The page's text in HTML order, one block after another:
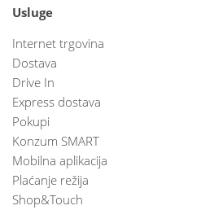
Usluge
Internet trgovina
Dostava
Drive In
Express dostava
Pokupi
Konzum SMART
Mobilna aplikacija
Plaćanje režija
Shop&Touch